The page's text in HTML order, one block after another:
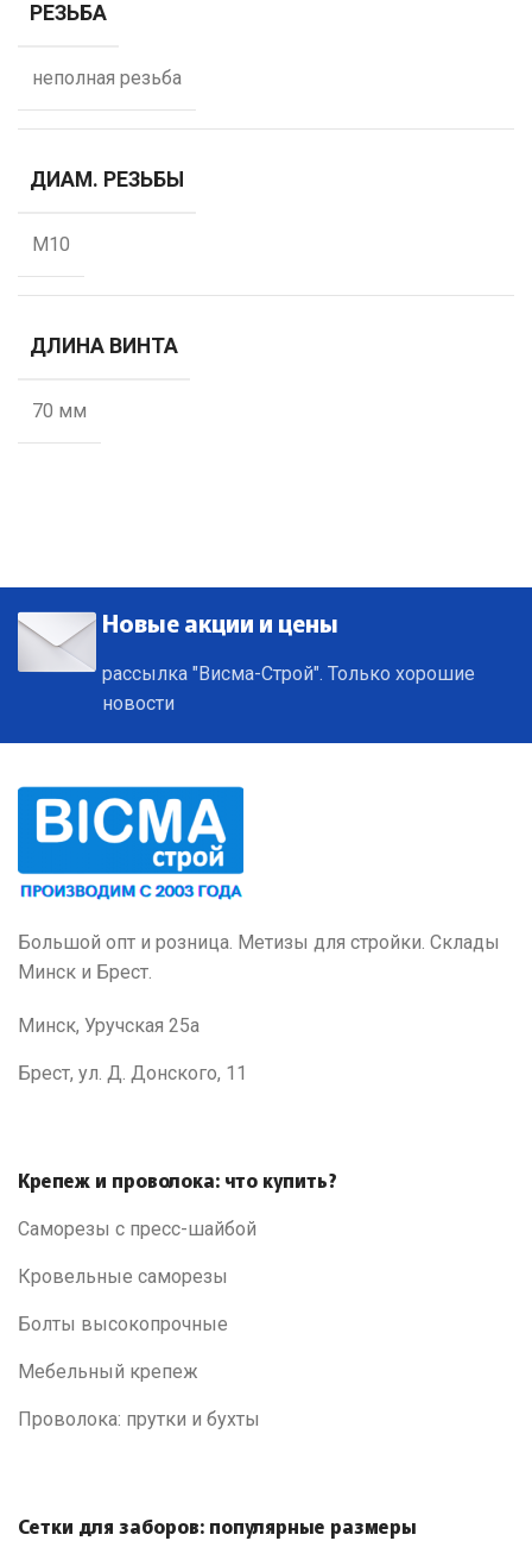
РЕЗЬБА
неполная резьба
ДИАМ. РЕЗЬБЫ
М10
ДЛИНА ВИНТА
70 мм
Новые акции и цены
рассылка "Висма-Строй". Только хорошие
новости
Большой опт и розница. Метизы для стройки. Склады
Минск и Брест.
Минск, Уручская 25а
Брест, ул. Д. Донского, 11
Крепеж и проволока: что купить?
Саморезы с пресс-шайбой
Кровельные саморезы
Болты высокопрочные
Мебельный крепеж
Проволока: прутки и бухты
Сетки для заборов: популярные размеры